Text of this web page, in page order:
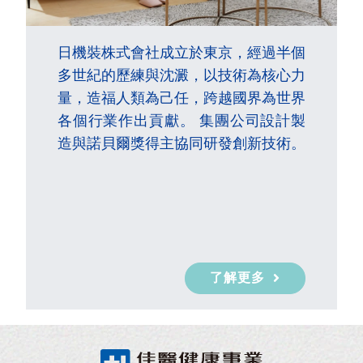
日機裝株式會社成立於東京，經過半個
多世紀的歷練與沈澱，以技術為核心力
量，造福人類為己任，跨越國界為世界
各個行業作出貢獻。 集團公司設計製
造與諾貝爾獎得主協同研發創新技術。
了解更多